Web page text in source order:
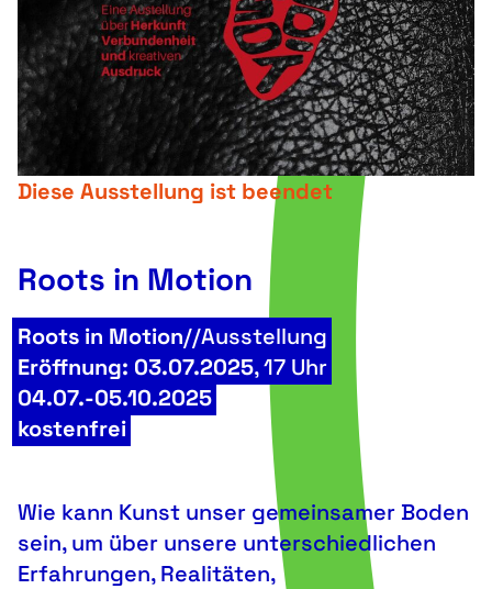
Diese Ausstellung ist beendet
Roots in Motion
Roots in Motion//Ausstellung
Eröffnung: 03.07.2025, 17 Uhr
04.07.-05.10.2025
kostenfrei
Wie kann Kunst unser gemeinsamer Boden
sein, um über unsere unterschiedlichen
Erfahrungen, Realitäten,